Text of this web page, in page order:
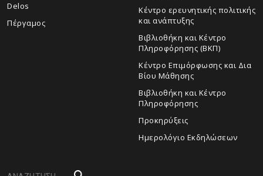
Delos
Πέργαμος
Κέντρο ερευνητικής πολιτικής
και ανάπτυξης
Βιβλιοθήκη και Κέντρο
Πληροφόρησης (ΒΚΠ)
Κέντρο Επιμόρφωσης και Δια
Βίου Μάθησης
Βιβλιοθήκη και Κέντρο
Πληροφόρησης
Προκηρύξεις
Ημερολόγιο Εκδηλώσεων